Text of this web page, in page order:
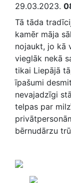
29.03.2023.
Tā tāda
kamēr māja
nojaukt, jo kā
vieglāk nekā
tikai Liepājā
īpašumi
nevajadzīgi
telpas par
bērnudārzu